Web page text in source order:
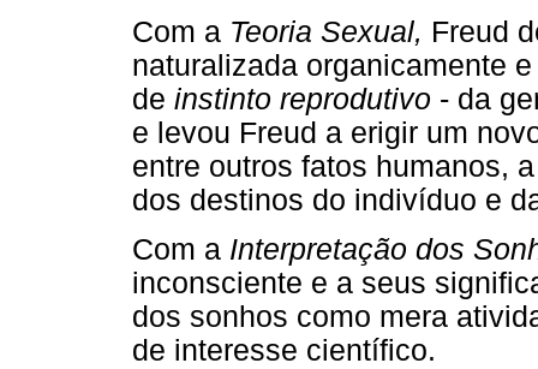
Com a Teoria Sexual, Freud
naturalizada organicamente
de instinto reprodutivo - da
e levou Freud a erigir um
entre outros fatos humanos,
dos destinos do indivíduo e
Com a Interpretação dos
inconsciente e a seus
dos sonhos como mera
de interesse científico.